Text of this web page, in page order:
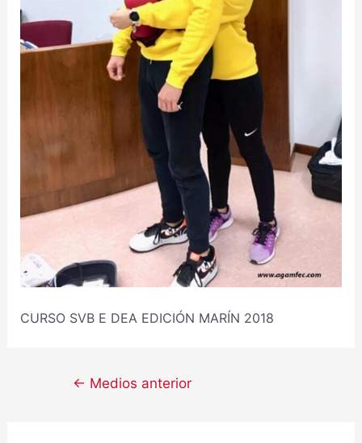
CURSO SVB E DEA EDICIÓN MARÍN 2018
← Medios anterior